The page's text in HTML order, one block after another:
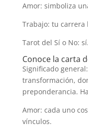
Amor: simboliza
Trabajo: tu carrera
Tarot del Sí o No: sí.
Conoce la carta
Significado
transformación,
preponderancia.
Amor: cada uno
vínculos.